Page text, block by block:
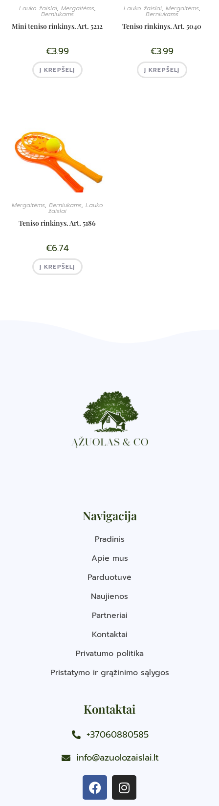
Lauko žaislai, Mergaitėms,
Berniukams
Mini teniso rinkinys. Art. 5212
€3.99
Į KREPŠELĮ
Lauko žaislai, Mergaitėms,
Berniukams
Teniso rinkinys. Art. 5040
€3.99
Į KREPŠELĮ
Mergaitėms, Berniukams, Lauko
žaislai
Teniso rinkinys. Art. 5186
€6.74
Į KREPŠELĮ
Navigacija
Pradinis
Apie mus
Parduotuvė
Naujienos
Partneriai
Kontaktai
Privatumo politika
Pristatymo ir grąžinimo sąlygos
Kontaktai
+37060880585
info@azuolozaislai.lt